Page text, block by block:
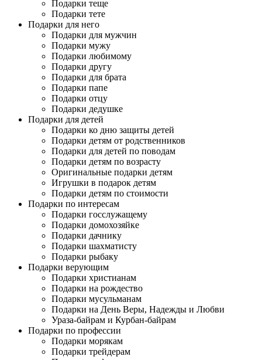
Подарки теще
Подарки тете
Подарки для него
Подарки для мужчин
Подарки мужу
Подарки любимому
Подарки другу
Подарки для брата
Подарки папе
Подарки отцу
Подарки дедушке
Подарки для детей
Подарки ко дню защиты детей
Подарки детям от родственников
Подарки для детей по поводам
Подарки детям по возрасту
Оригинальные подарки детям
Игрушки в подарок детям
Подарки детям по стоимости
Подарки по интересам
Подарки госслужащему
Подарки домохозяйке
Подарки дачнику
Подарки шахматисту
Подарки рыбаку
Подарки верующим
Подарки христианам
Подарки на рождество
Подарки мусульманам
Подарки на День Веры, Надежды и Любви
Ураза-байрам и Курбан-байрам
Подарки по профессии
Подарки морякам
Подарки трейдерам